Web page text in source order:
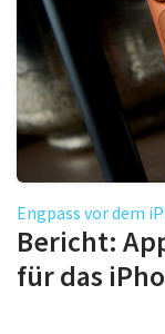
Engpass vor dem
Bericht:
für das